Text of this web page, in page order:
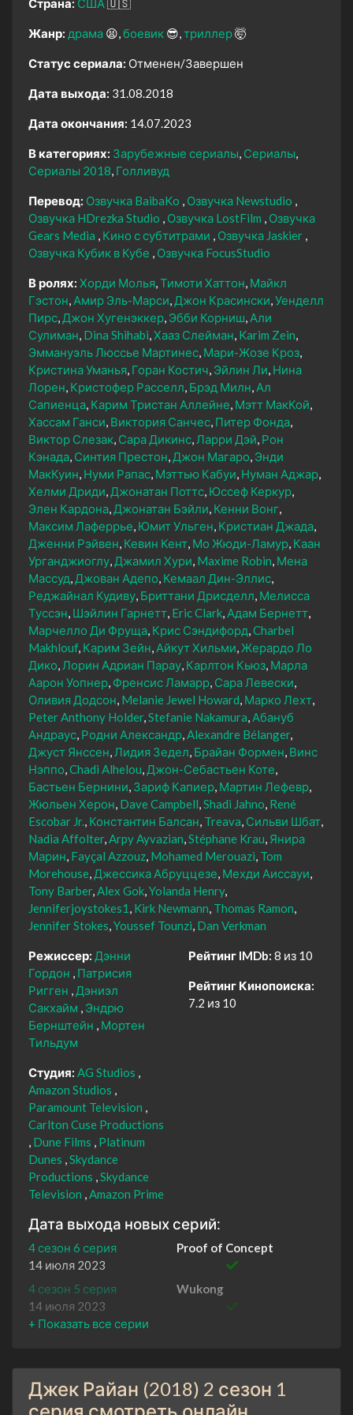
Жанр: драма 😫 боевик 😎 триллер🤯
Статус сериала: Отменен/Завершен
Дата выхода: 31.08.2018
Дата окончания: 14.07.2023
В категориях: Зарубежные сериалы Сериалы
Сериалы 2018 Голливуд
Перевод: Озвучка BaibaKo
Озвучка Newstudio
Озвучка HDrezka Studio
Озвучка LostFilm
Озвучка
Gears Media
Кино с субтитрами
Озвучка Jaskier
Озвучка Кубик в Кубе
Озвучка FocusStudio
В ролях: Хорди Молья Тимоти Хаттон Майкл
Гэстон Амир Эль-Марси Джон Красински Уенделл
Пирс Джон Хугенэккер Эбби Корниш Али
Сулиман Dina Shihabi Хааз Слейман Karim Zein
Эммануэль Люссье Мартинес Мари-Жозе Кроз
Кристина Уманья Горан Костич Эйлин Ли Нина
Лорен Кристофер Расселл Брэд Милн Ал
Сапиенца Карим Тристан Аллейне Мэтт МакКой
Хассам Ганси Виктория Санчес Питер Фонда
Виктор Слезак Сара Дикинс Ларри Дэй Рон
Кэнада Синтия Престон Джон Магаро Энди
МакКуин Нуми Рапас Мэттью Кабуи Нуман Аджар
Хелми Дриди Джонатан Поттс Юссеф Керкур
Элен Кардона Джонатан Бэйли Кенни Вонг
Максим Лаферрье Юмит Ульген Кристиан Джада
Дженни Рэйвен Кевин Кент Мо Жюди-Ламур Каан
Урганджиоглу Джамил Хури Maxime Robin Мена
Массуд Джован Адепо Кемаал Дин-Эллис
Реджайнал Кудиву Бриттани Дрисделл Мелисса
Туссэн Шэйлин Гарнетт Eric Clark Адам Бернетт
Марчелло Ди Фруща Крис Сэндифорд Charbel
Makhlouf Карим Зейн Айкут Хильми Жерардо Ло
Дико Лорин Адриан Парау Карлтон Кьюз Марла
Аарон Уопнер Френсис Ламарр Сара Левески
Оливия Додсон Melanie Jewel Howard Марко Лехт
Peter Anthony Holder Stefanie Nakamura Абануб
Андраус Родни Александр Alexandre Bélanger
Джуст Янссен Лидия Зедел Брайан Формен Винс
Нэппо Chadi Alhelou Джон-Себастьен Коте
Бастьен Бернини Зариф Капиер Мартин Лефевр
Жюльен Херон Dave Campbell Shadi Jahno René
Escobar Jr. Константин Балсан Treava Сильви Шбат
Nadia Affolter Arpy Ayvazian Stéphane Krau Янира
Марин Fayçal Azzouz Mohamed Merouazi Tom
Morehouse Джессика Абруццезе Мехди Аиссауи
Tony Barber Alex Gok Yolanda Henry
Jenniferjoystokes1 Kirk Newmann Thomas Ramon
Jennifer Stokes Youssef Tounzi Dan Verkman
Режиссер: Дэнни
Гордон
Патрисия
Ригген
Дэниэл
Сакхайм
Эндрю
Бернштейн
Мортен
Тильдум
Студия: AG Studios
Amazon Studios
Paramount Television
Carlton Cuse Productions
Dune Films
Platinum
Dunes Skydance
Productions Skydance
Television
Amazon Prime
Рейтинг IMDb: 8 из 10
Рейтинг Кинопоиска:
7.2 из 10
Дата выхода новых серий:
4 сезон 6 серия
Proof of Concept
14 июля 2023
4 сезон 5 серия
Wukong
14 июля 2023
4 сезон 4 серия
4 сезон 3 серия
Sacrifices
7 июля 2023
4 сезон 2 серия
Convergence
Джек Райан (2018) 2 сезон 1
серия смотреть онлайн